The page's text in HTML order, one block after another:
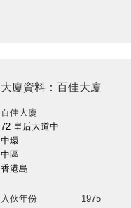
大廈資料：百佳大廈
百佳大廈
72 皇后大道中
中環
中區
香港島
入伙年份
1975